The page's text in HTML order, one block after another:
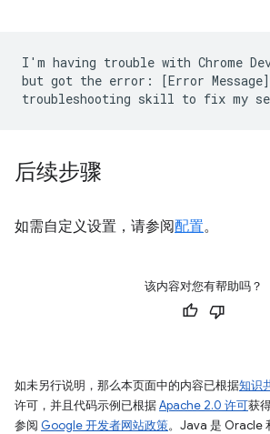
I'm having trouble with Chrome
but got the error: [Error Message].
后续步骤
如需自定义设置，请参阅配置。
该内容对您有帮助吗？
如未另行说明，那么本页面中的内容已根据知识
许可，并且代码示例已根据Apache 2.0 许可获
参阅 Google 开发者网站政策。Java 是 Oracle